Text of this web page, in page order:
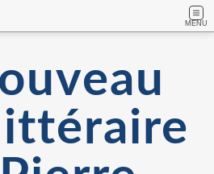
MENU